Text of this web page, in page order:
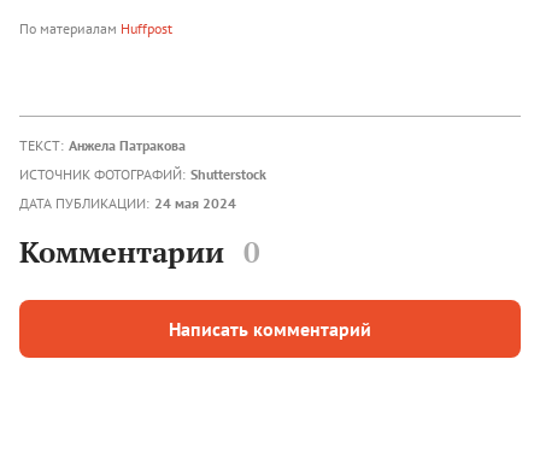
По материалам Huffpost
ТЕКСТ: Анжела Патракова
ИСТОЧНИК ФОТОГРАФИЙ: Shutterstock
ДАТА ПУБЛИКАЦИИ: 24 мая 2024
Комментарии 0
Написать комментарий